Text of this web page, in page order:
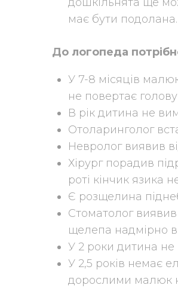
має бути подолана.
До логопеда
У 7-8 місяців
не повертає
В рік дитина не
Отоларинголог
Невролог виявив
Хірург порадив
роті кінчик язика
Є розщелина
Стоматолог
щелепа надмірно
У 2 роки дитина
У 2,5 років немає
дорослими малюк